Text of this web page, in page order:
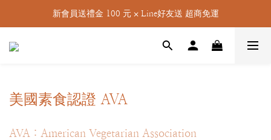
新會員送禮金 100 元 ⨉ Line好友送 超商免運
美國素食認證 AVA
AVA：American Vegetarian Association